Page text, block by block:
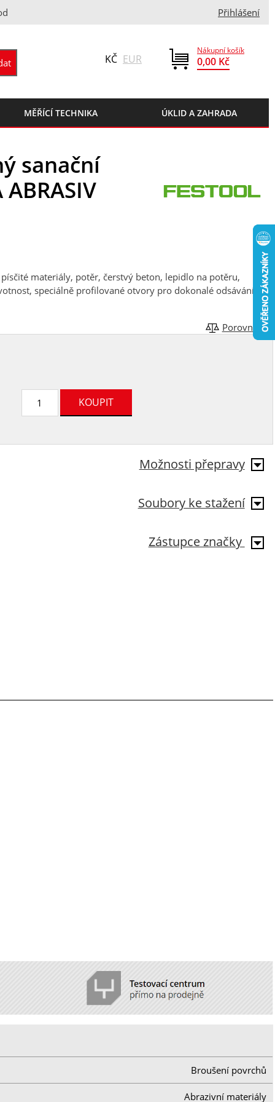
Přihlášení
Nákupní košík
0,00 Kč
KČ EUR
MĚŘÍCÍ TECHNIKA ÚKLID A ZAHRADA
sanační
materiály, potěr, čerstvý beton, lepidlo na potěru,
speciálně profilované otvory pro dokonalé odsávání
Porovnat
Možnosti přepravy
Soubory ke stažení
Zástupce značky
Broušení povrchů
Abrazivní materiály